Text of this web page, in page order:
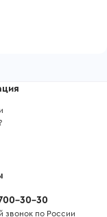
30-30
звонок по России